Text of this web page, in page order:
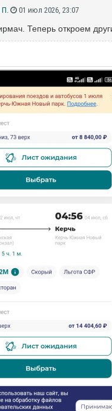
П. 01 июл 2026, 23:07
Теперь откроем